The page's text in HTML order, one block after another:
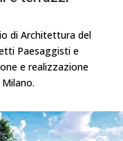
di Architettura del
Paesaggisti e
e realizzazione